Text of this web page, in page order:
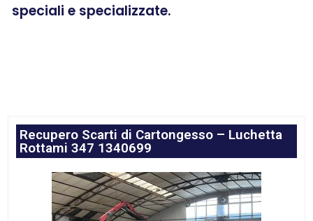
speciali e specializzate.
Recupero Scarti di Cartongesso – Luchetta
Rottami 347 1340699